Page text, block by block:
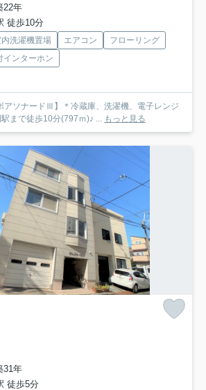
22年
徒歩10分
洗濯機置場 エアコン
フローリング
インターホン
アソナードⅢ】＊冷蔵庫、洗濯機、電子レンジ
屋です！ 盛岡駅まで徒歩10分(797ｍ)♪ ... もっと見る
31年
徒歩5分